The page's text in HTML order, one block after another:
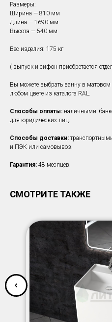
Размеры:
Ширина — 810 мм
Длина — 1690 мм
Высота — 540 мм
Вес изделия: 175 кг
( выпуск и сифон приобретается
Вы можете выбрать ванну в матовом
любом цвете из каталога RAL.
Способы оплаты: наличными,
для юридических лиц.
Способы доставки:
и ПЭК или самовывоз.
Гарантия: 48 месяцев.
СМОТРИТЕ ТАКЖЕ